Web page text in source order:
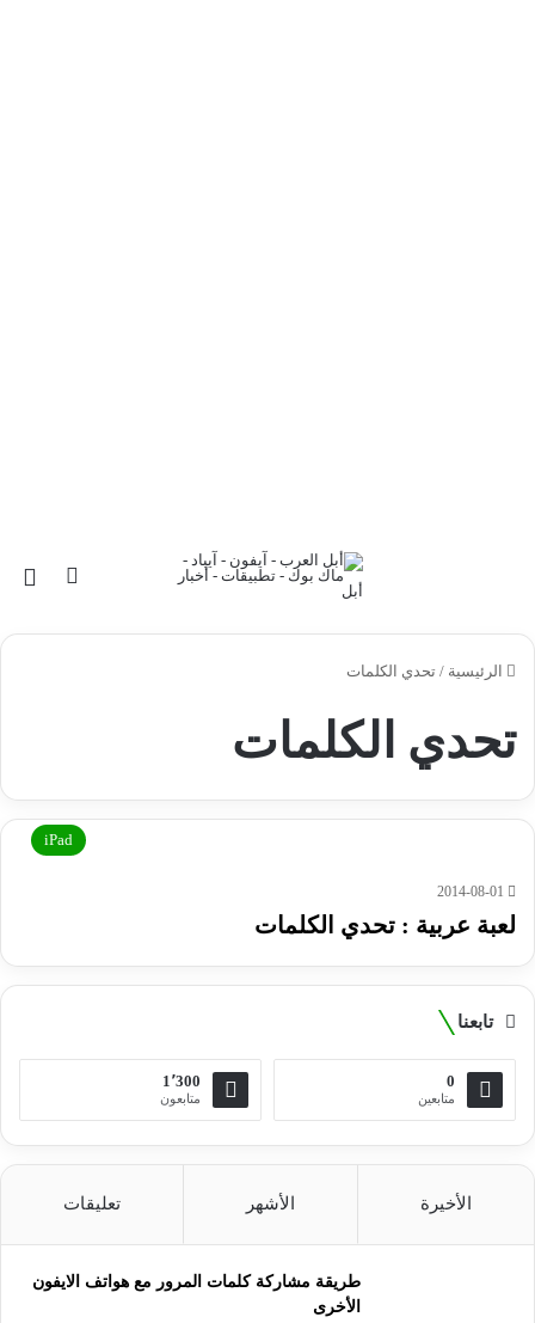
بحث
الرئيسية / تحدي الكلمات
تحدي الكلمات
iPad
2014-08-01
لعبة عربية : تحدي الكلمات
تابعنا
0
متابعين
1٬300
متابعون
الأخيرة الأشهر تعليقات
طريقة مشاركة كلمات المرور مع هواتف الايفون
الأخرى